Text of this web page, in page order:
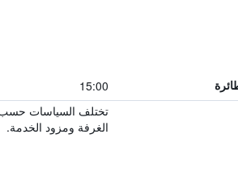
15:00
تختلف السياسات
الغرفة ومزود الخدمة.